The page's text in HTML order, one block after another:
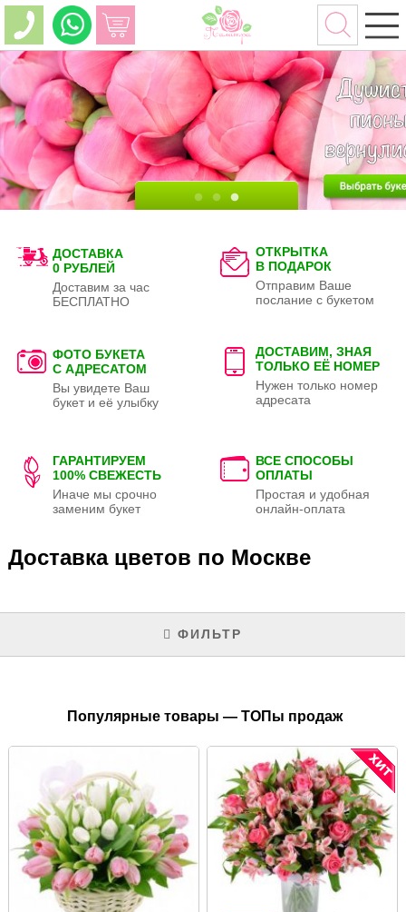
ДОСТАВКА
0 РУБЛЕЙ
Доставим за час
БЕСПЛАТНО
ОТКРЫТКА
В ПОДАРОК
Отправим Ваше
послание с букетом
ФОТО БУКЕТА
С АДРЕСАТОМ
Вы увидете Ваш
букет и её улыбку
ДОСТАВИМ, ЗНАЯ
ТОЛЬКО ЕЁ НОМЕР
Нужен только номер
адресата
ГАРАНТИРУЕМ
100% СВЕЖЕСТЬ
Иначе мы срочно
заменим букет
ВСЕ СПОСОБЫ
ОПЛАТЫ
Простая и удобная
онлайн-оплата
Доставка цветов по Москве
ФИЛЬТР
Популярные товары — ТОПы продаж